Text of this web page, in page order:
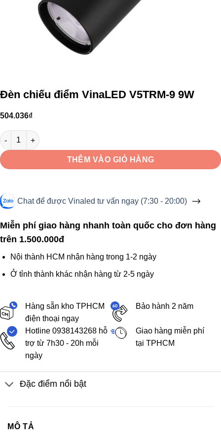
Đèn chiếu điểm VinaLED V5TRM-9 9W
504.036₫
Đèn chiếu điểm VinaLED V5TRM-9 9W số lượng
THÊM VÀO GIỎ HÀNG
Chat để được Vinaled tư vấn ngay (7:30 - 20:00)
Miễn phí giao hàng nhanh toàn quốc cho đơn hàng
trên 1.500.000đ
Nội thành HCM nhận hàng trong 1-2 ngày
Ở tỉnh thành khác nhận hàng từ 2-5 ngày
Hàng sẵn kho TPHCM
điện thoại ngay
Bảo hành 2 năm
Hotline 0938143268 hỗ
trợ từ 7h30 - 20h mỗi
ngày
Giao hàng miễn phí
tại TPHCM
Đặc điểm nổi bật
MÔ TẢ